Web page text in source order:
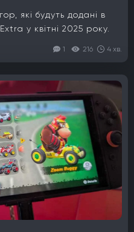
які будуть додані в
у квітні 2025 року.
1 216 4 хв.